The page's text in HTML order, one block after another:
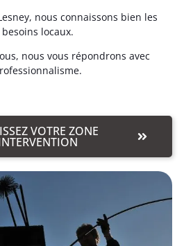
nous connaissons bien les
besoins locaux.
nous vous répondrons avec
VOTRE ZONE